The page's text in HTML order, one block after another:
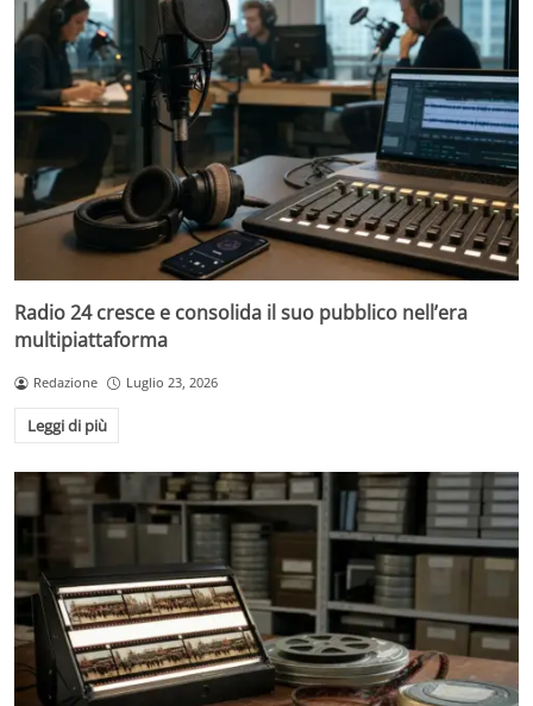
Radio 24 cresce e consolida il suo pubblico nell’era
multipiattaforma
Redazione Luglio 23, 2026
Leggi di più